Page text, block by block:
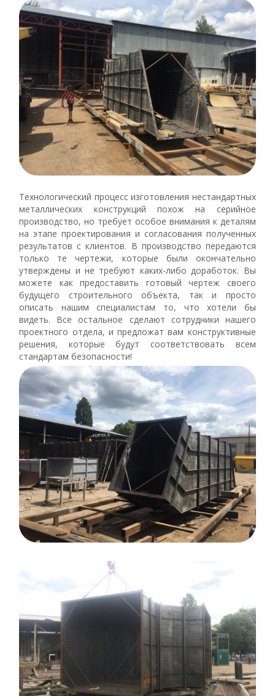
Технологический процесс изготовления нестандартных
металлических конструкций похож на серийное
производство, но требует особое внимания к деталям
на этапе проектирования и согласования полученных
результатов с клиентов. В производство передаются
только те чертежи, которые были окончательно
утверждены и не требуют каких-либо доработок. Вы
можете как предоставить готовый чертеж своего
будущего строительного объекта, так и просто
описать нашим специалистам то, что хотели бы
видеть. Все остальное сделают сотрудники нашего
проектного отдела, и предложат вам конструктивные
решения, которые будут соответствовать всем
стандартам безопасности!